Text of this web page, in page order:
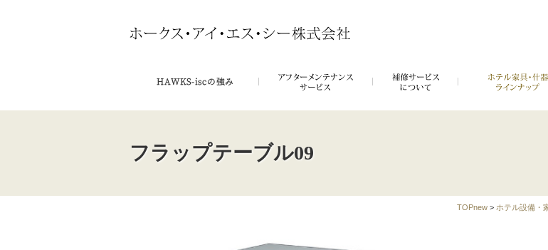
フラップテーブル09
TOPnew > ホテル設備・